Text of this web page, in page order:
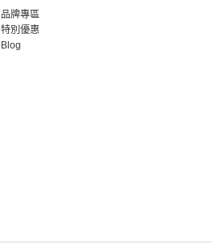
品牌專區
特別優惠
Blog